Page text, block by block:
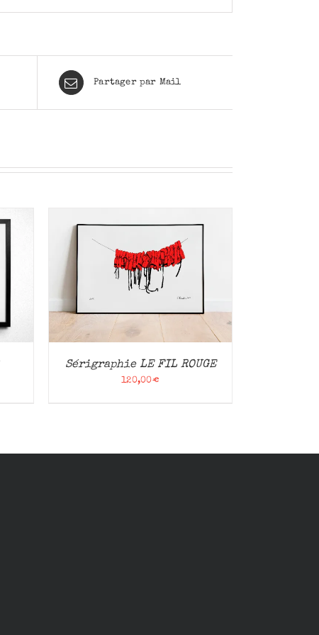
Partager par Mail
Sérigraphie LE FIL ROUGE
120,00€